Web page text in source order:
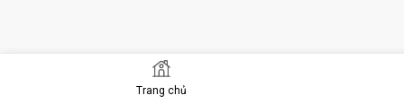
Trang chủ